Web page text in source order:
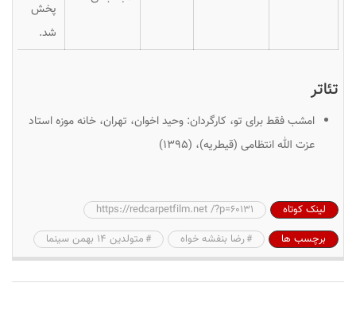
پخش
شد.
تئاتر
امشب فقط براى تو، کارگردان: وحید اخوان، تهران، خانه موزه استاد
عزت الله انتظامی (قیطریه)، (۱۳۹۵)
لینک کوتاه
https://redcarpetfilm.net /?p=60131
برچسب ها
رضا بنفشه خواه متولدین ۱۴ بهمن سینما